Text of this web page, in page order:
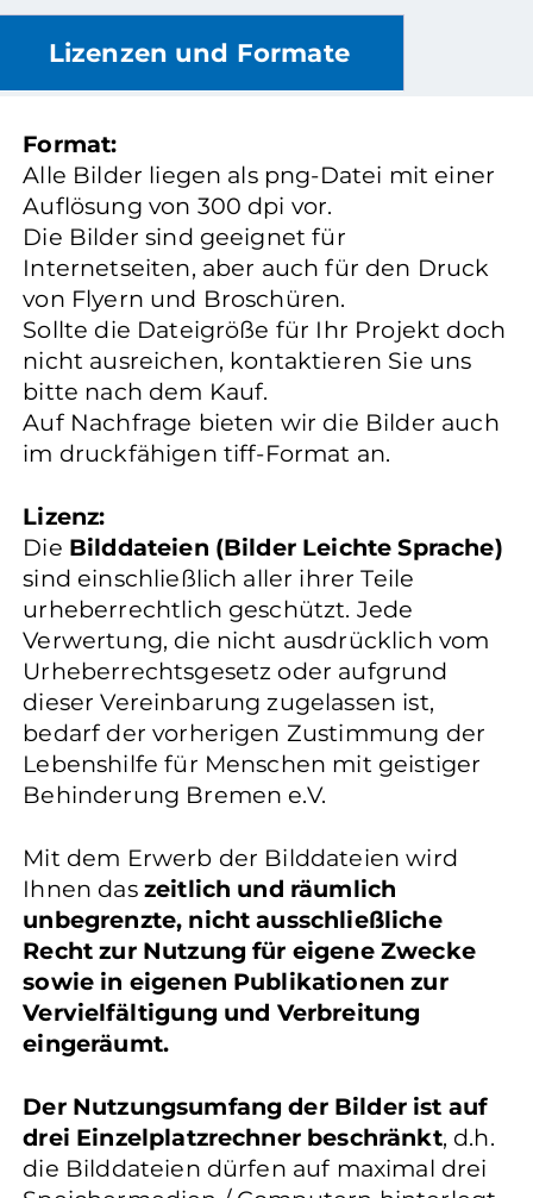
Lizenzen und Formate
Format:
Alle Bilder liegen als png-Datei mit einer
Auflösung von 300 dpi vor.
Die Bilder sind geeignet für
Internetseiten, aber auch für den Druck
von Flyern und Broschüren.
Sollte die Dateigröße für Ihr Projekt doch
nicht ausreichen, kontaktieren Sie uns
bitte nach dem Kauf.
Auf Nachfrage bieten wir die Bilder auch
im druckfähigen tiff-Format an.
Lizenz:
Die Bilddateien (Bilder Leichte Sprache)
sind einschließlich aller ihrer Teile
urheberrechtlich geschützt. Jede
Verwertung, die nicht ausdrücklich vom
Urheberrechtsgesetz oder aufgrund
dieser Vereinbarung zugelassen ist,
bedarf der vorherigen Zustimmung der
Lebenshilfe für Menschen mit geistiger
Behinderung Bremen e.V.
Mit dem Erwerb der Bilddateien wird
Ihnen das zeitlich und räumlich
unbegrenzte, nicht ausschließliche
Recht zur Nutzung für eigene Zwecke
sowie in eigenen Publikationen zur
Vervielfältigung und Verbreitung
eingeräumt.
Der Nutzungsumfang der Bilder ist auf
drei Einzelplatzrechner beschränkt, d.h.
die Bilddateien dürfen auf maximal drei